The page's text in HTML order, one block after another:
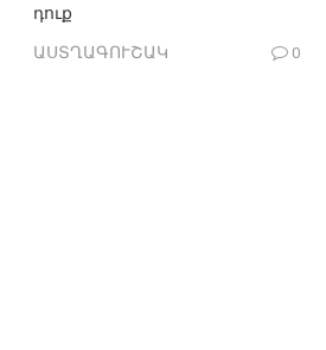
դուք
ԱՍՏՂԱԳՈՒՇԱԿ 0